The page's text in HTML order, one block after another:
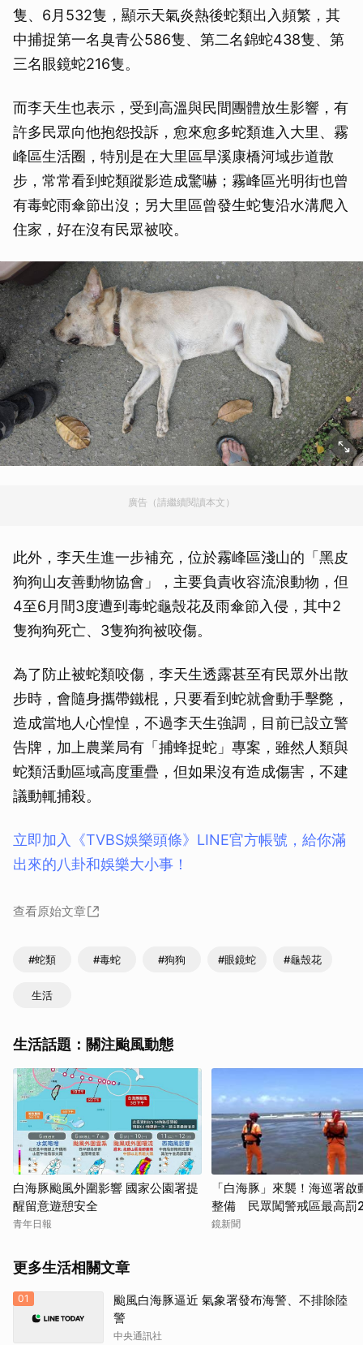
隻、6月532隻，顯示天氣炎熱後蛇類出入頻繁，其
中捕捉第一名臭青公586隻、第二名錦蛇438隻、第
三名眼鏡蛇216隻。
而李天生也表示，受到高溫與民間團體放生影響，有
許多民眾向他抱怨投訴，愈來愈多蛇類進入大里、霧
峰區生活圈，特別是在大里區旱溪康橋河域步道散
步，常常看到蛇類蹤影造成驚嚇；霧峰區光明街也曾
有毒蛇雨傘節出沒；另大里區曾發生蛇隻沿水溝爬入
住家，好在沒有民眾被咬。
廣告（請繼續閱讀本文）
此外，李天生進一步補充，位於霧峰區淺山的「黑皮
狗狗山友善動物協會」，主要負責收容流浪動物，但
4至6月間3度遭到毒蛇龜殼花及雨傘節入侵，其中2
隻狗狗死亡、3隻狗狗被咬傷。
為了防止被蛇類咬傷，李天生透露甚至有民眾外出散
步時，會隨身攜帶鐵棍，只要看到蛇就會動手擊斃，
造成當地人心惶惶，不過李天生強調，目前已設立警
告牌，加上農業局有「捕蜂捉蛇」專案，雖然人類與
蛇類活動區域高度重疊，但如果沒有造成傷害，不建
議動輒捕殺。
立即加入《TVBS娛樂頭條》LINE官方帳號，給你滿
出來的八卦和娛樂大小事！
查看原始文章
#蛇類 #毒蛇 #狗狗 #眼鏡蛇 #龜殼花
生活
生活話題：關注颱風動態
白海豚颱風外圍影響 國家公園署提
醒留意遊憩安全
青年日報
「白海豚」來襲！海巡署啟
整備 民眾闖警戒區最高罰
鏡新聞
更多生活相關文章
01
颱風白海豚逼近 氣象署發布海警、不排除陸
警
中央通訊社